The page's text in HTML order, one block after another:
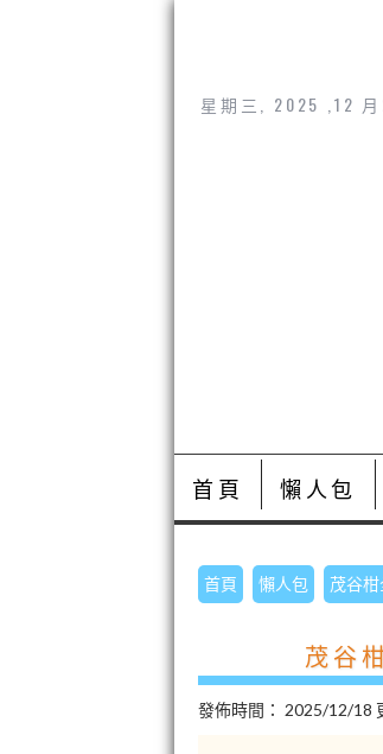
星期三, 2025 ,12
首頁 懶人包
首頁 懶人包 茂谷
茂谷
發佈時間： 2025/12/18